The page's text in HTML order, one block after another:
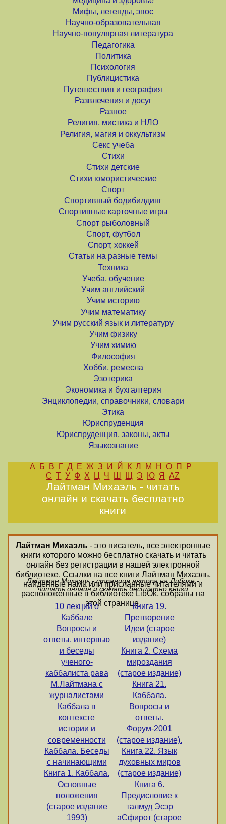
Мифы, легенды, эпос
Научно-образовательная
Научно-популярная литература
Педагогика
Политика
Психология
Публицистика
Путешествия и география
Развлечения и досуг
Разное
Религия, мистика и НЛО
Религия, магия и оккультизм
Секс учеба
Стихи
Стихи детские
Стихи юмористические
Спорт
Спортивный бодибилдинг
Спортивные карточные игры
Спорт рыболовный
Спорт, футбол
Спорт, хоккей
Статьи на разные темы
Техника
Учеба, обучение
Учим английский
Учим историю
Учим математику
Учим русский язык и литературу
Учим физику
Учим химию
Философия
Хобби, ремесла
Эзотерика
Экономика и бухгалтерия
Энциклопедии, справочники, словари
Этика
Юриспруденция
Юриспруденция, законы, акты
Языкознание
А Б В Г Д Е Ж З И Й К Л М Н О П
Р
С Т У Ф Х Ц Ч Ш Щ Э Ю Я AZ
Лайтман Михаэль - читать
онлайн и скачать бесплатно
книги
Лайтман Михаэль - это писатель, все электронные
книги которого можно бесплатно скачать и читать
онлайн без регистрации в нашей электронной
библиотеке. Ссылки на все книги Лайтман Михаэль,
найденные нами или присланные читателями и
расположенные в библиотеке LibOk, собраны на
этой странице.
Лайтман Михаэль - страница автора на Либоке -
читать онлайн и скачать бесплатно книги
10 лекций о
Каббале
Вопросы и
ответы, интервью
и беседы
ученого-
каббалиста рава
М.Лайтмана с
журналистами
Каббала в
контексте
истории и
современности
Каббала. Беседы
с начинающими
Книга 1. Каббала.
Основные
положения
(старое издание
1993)
Книга 19.
Претворение
Идеи (старое
издание)
Книга 2. Схема
мироздания
(старое издание)
Книга 21.
Каббала.
Вопросы и
ответы.
Форум-2001
(старое издание).
Книга 22. Язык
духовных миров
(старое издание)
Книга 6.
Предисловие к
талмуд Эсэр
аСфирот (старое